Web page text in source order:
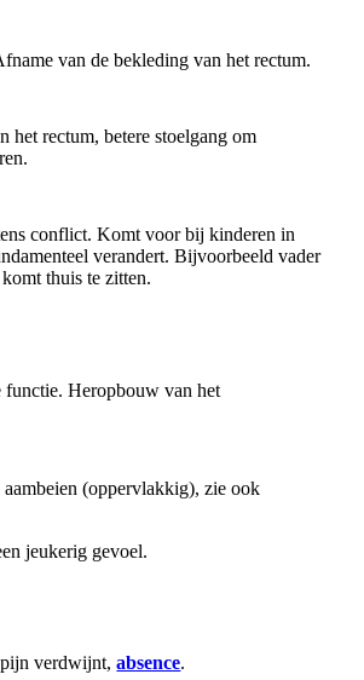
van de bekleding van het rectum.
het rectum, betere stoelgang om
conflict. Komt voor bij kinderen in
verandert. Bijvoorbeeld vader
thuis te zitten.
functie. Heropbouw van het
(oppervlakkig), zie ook
jeukerig gevoel.
pijn verdwijnt,absence.